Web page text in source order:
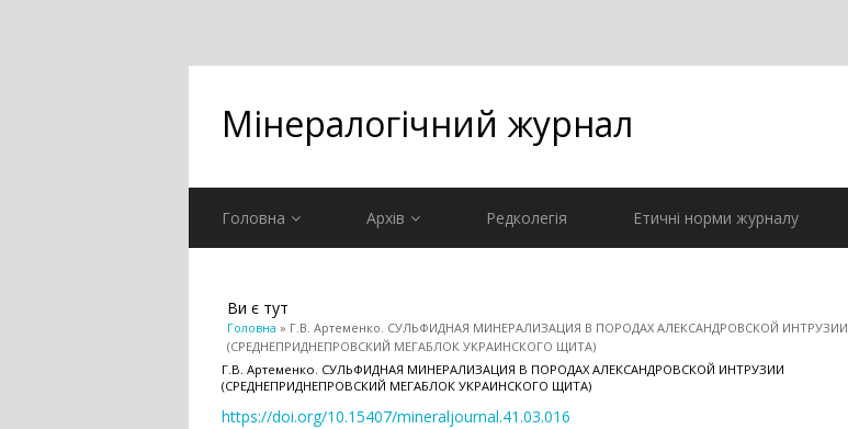
Мінералогічний журнал
Головна Архів Редколегія Етичні норми журналу
Ви є тут
Головна » Г.В. Артеменко. СУЛЬФИДНАЯ МИНЕРАЛИЗАЦИЯ В ПОРОДАХ АЛЕКСАНДРОВСКОЙ ИНТРУЗИИ
(СРЕДНЕПРИДНЕПРОВСКИЙ МЕГАБЛОК УКРАИНСКОГО ЩИТА)
Г.В. Артеменко. СУЛЬФИДНАЯ МИНЕРАЛИЗАЦИЯ В ПОРОДАХ АЛЕКСАНДРОВСКОЙ ИНТРУЗИИ
(СРЕДНЕПРИДНЕПРОВСКИЙ МЕГАБЛОК УКРАИНСКОГО ЩИТА)
https://doi.org/10.15407/mineraljournal.41.03.016